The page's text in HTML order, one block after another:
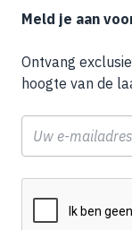
Meld je aan
Ontvang
hoogte van de
mail